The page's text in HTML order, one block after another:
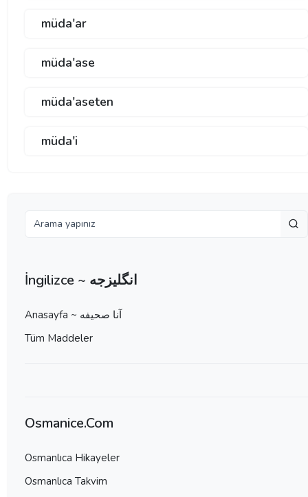
müda'ar
müda'ase
müda'aseten
müda'i
İngilizce ~ انگلیزجه
Anasayfa ~ آنا صحيفه
Tüm Maddeler
Osmanice.Com
Osmanlıca Hikayeler
Osmanlıca Takvim